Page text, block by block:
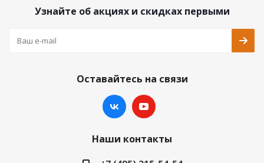
Узнайте об акциях и скидках первыми
Оставайтесь на связи
Наши контакты